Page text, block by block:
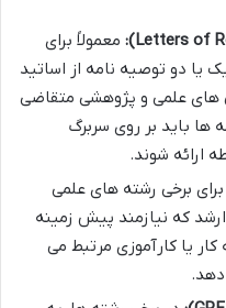
معمولاً برای
یا دو توصیه نامه از اساتید
های علمی و پژوهشی متقاضی
ها باید بر روی سربرگ
ارائه شوند.
برای برخی رشته های علمی
که نیازمند پیش زمینه
یا کارآموزی مرتبط می